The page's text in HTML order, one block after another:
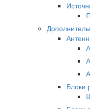
Блоки